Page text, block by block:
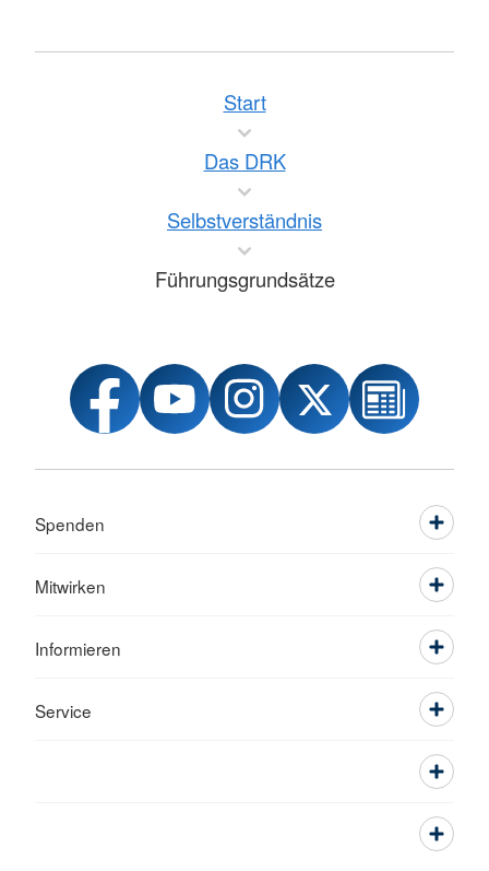
Start
Das DRK
Selbstverständnis
Führungsgrundsätze
Spenden
Mitwirken
Informieren
Service